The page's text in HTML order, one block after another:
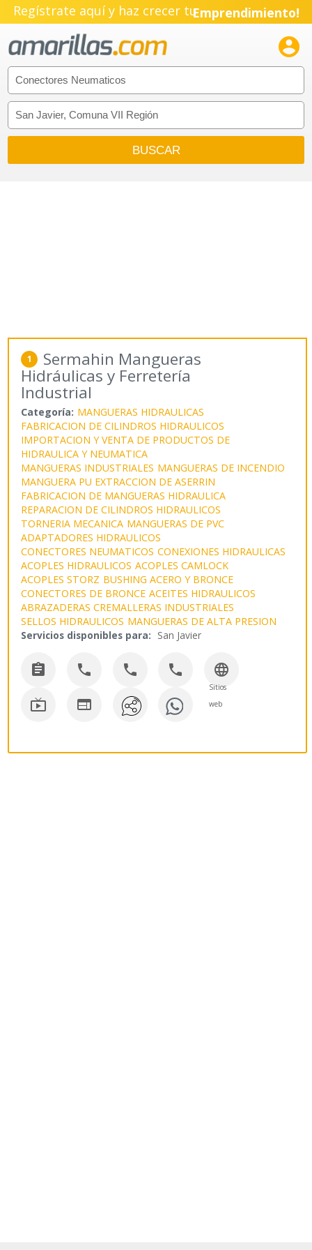
Regístrate aquí y haz crecer tuEmprendimiento!

1 Sermahin Mangueras
Hidráulicas y Ferretería
Industrial
Categoría: MANGUERAS HIDRAULICAS
FABRICACION DE CILINDROS HIDRAULICOS
IMPORTACION Y VENTA DE PRODUCTOS DE
HIDRAULICA Y NEUMATICA
MANGUERAS INDUSTRIALES MANGUERAS DE INCENDIO
MANGUERA PU EXTRACCION DE ASERRIN
FABRICACION DE MANGUERAS HIDRAULICA
REPARACION DE CILINDROS HIDRAULICOS
TORNERIA MECANICA MANGUERAS DE PVC
ADAPTADORES HIDRAULICOS
CONECTORES NEUMATICOS CONEXIONES HIDRAULICAS
ACOPLES HIDRAULICOS ACOPLES CAMLOCK
ACOPLES STORZ BUSHING ACERO Y BRONCE
CONECTORES DE BRONCE ACEITES HIDRAULICOS
ABRAZADERAS CREMALLERAS INDUSTRIALES
SELLOS HIDRAULICOS MANGUERAS DE ALTA PRESION
Servicios disponibles para: San Javier
    
Sitios
web
 